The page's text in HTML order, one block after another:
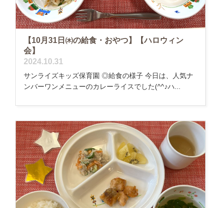
【10月31日㈭の給食・おやつ】【ハロウィン
会】
2024.10.31
サンライズキッズ保育園 ◎給食の様子 今日は、人気ナ
ンバーワンメニューのカレーライスでした(^^♪ハ...